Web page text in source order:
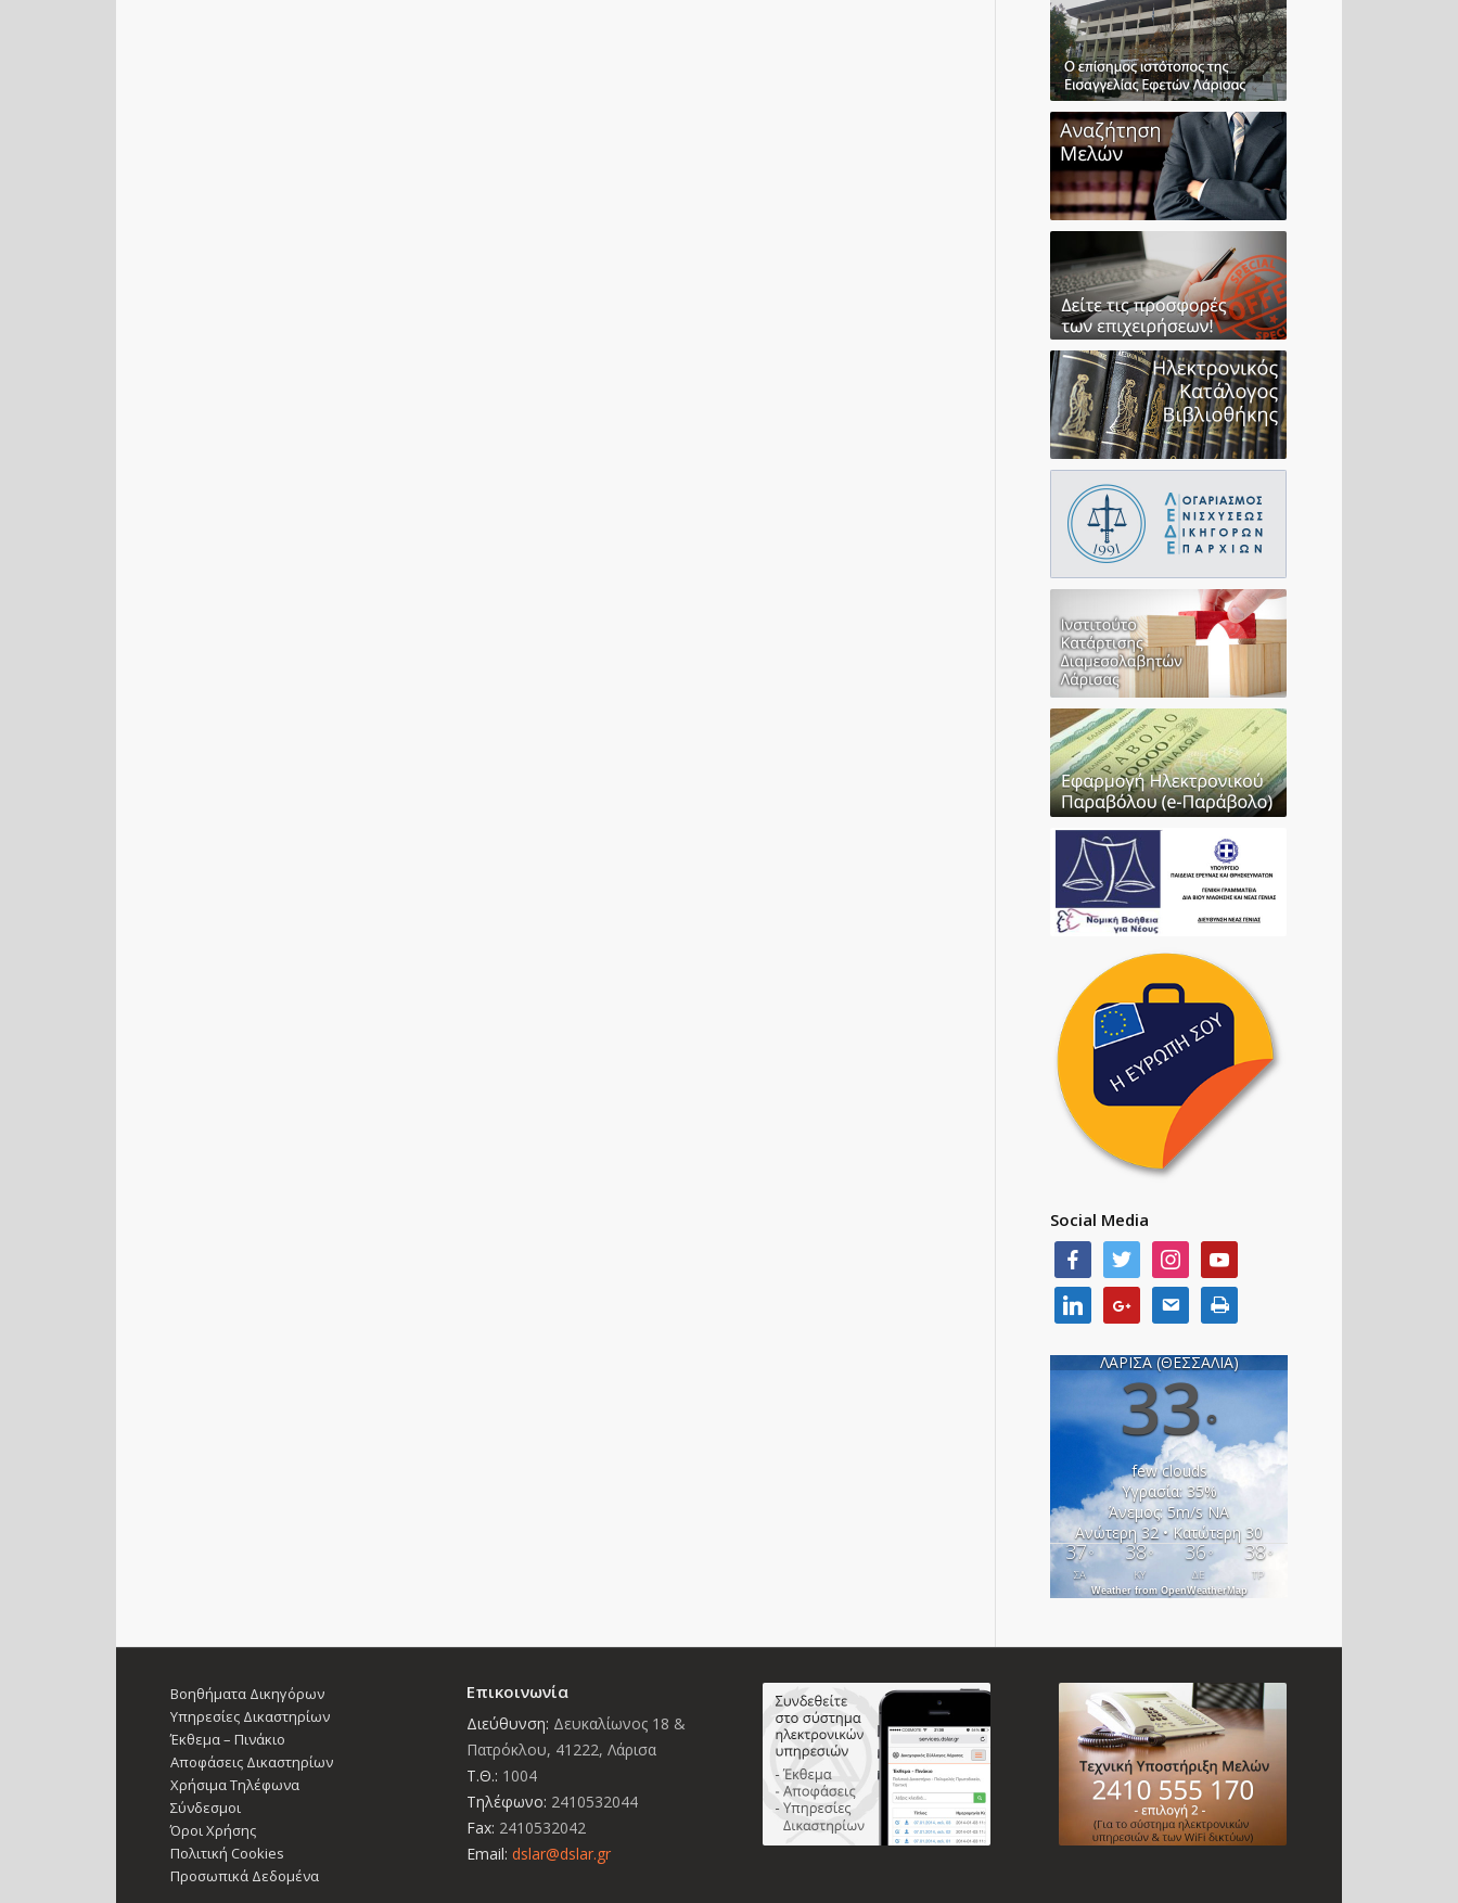
Social Media
ΛΑΡΙΣΑ (ΘΕΣΣΑΛΙΑ)
33°
few clouds
Υγρασία: 35%
Άνεμος: 5m/s ΝΑ
Ανώτερη 32 • Κατώτερη 30
37°
ΣΑ
38°
ΚΥ
36°
ΔΕ
38°
ΤΡ
Weather from OpenWeatherMap
Βοηθήματα Δικηγόρων
Υπηρεσίες Δικαστηρίων
Έκθεμα – Πινάκιο
Αποφάσεις Δικαστηρίων
Χρήσιμα Τηλέφωνα
Σύνδεσμοι
Όροι Χρήσης
Πολιτική Cookies
Προσωπικά Δεδομένα
Επικοινωνία
Διεύθυνση: Δευκαλίωνος 18 &
Πατρόκλου, 41222, Λάρισα
Τ.Θ.: 1004
Τηλέφωνο: 2410532044
Fax: 2410532042
Email: dslar@dslar.gr